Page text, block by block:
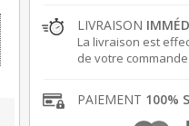
LIVRAISON
La livraison est
de votre
PAIEMENT 100%